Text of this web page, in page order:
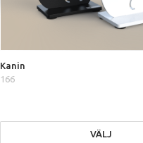
Kanin
166
VÄLJ